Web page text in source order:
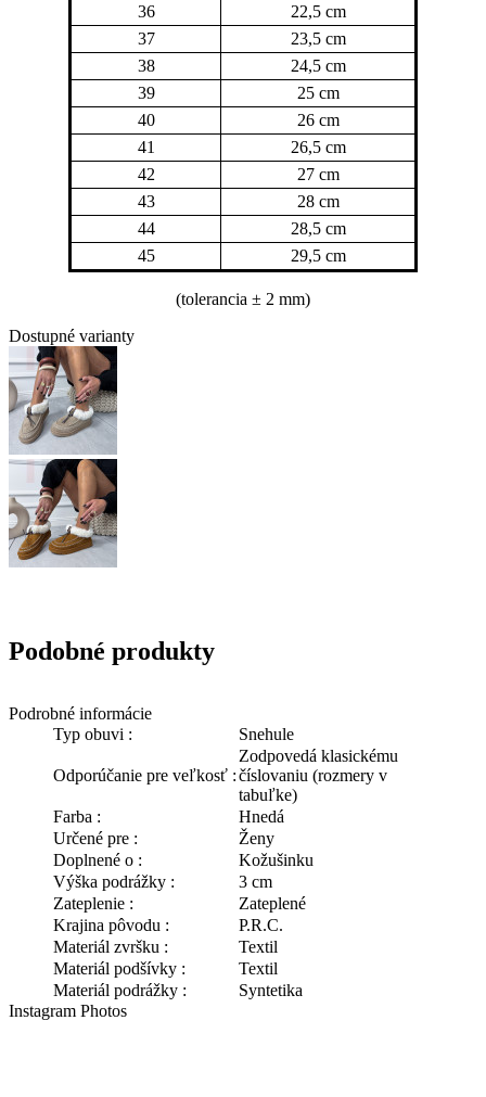
36
22,5 cm
37
23,5 cm
38
24,5 cm
39
25 cm
40
26 cm
41
26,5 cm
42
27 cm
43
28 cm
44
28,5 cm
45
29,5 cm
(tolerancia ± 2 mm)
Dostupné varianty
Podrobné informácie
Typ obuvi :
Snehule
Odporúčanie pre veľkosť :
Zodpovedá klasickému
číslovaniu (rozmery v
tabuľke)
Farba :
Hnedá
Určené pre :
Ženy
Doplnené o :
Kožušinku
Výška podrážky :
3 cm
Zateplenie :
Zateplené
Krajina pôvodu :
P.R.C.
Materiál zvršku :
Textil
Materiál podšívky :
Textil
Materiál podrážky :
Syntetika
Instagram Photos
Podobné produkty